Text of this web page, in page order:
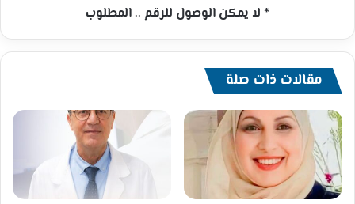
* لا يمكن الوصول للرقم .. المطلوب
مقالات ذات صلة